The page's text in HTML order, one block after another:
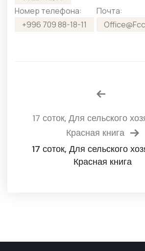
Номер телефона:
+996 709 88-18-11
Почта:
17 соток, Для сельского
Красная книга
17 соток, Для сельского
Красная книга